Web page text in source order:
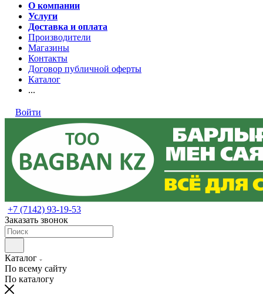
О компании
Услуги
Доставка и оплата
Производители
Магазины
Контакты
Договор публичной оферты
Каталог
...
Войти
+7 (7142) 93-19-53
Заказать звонок
Каталог
По всему сайту
По каталогу